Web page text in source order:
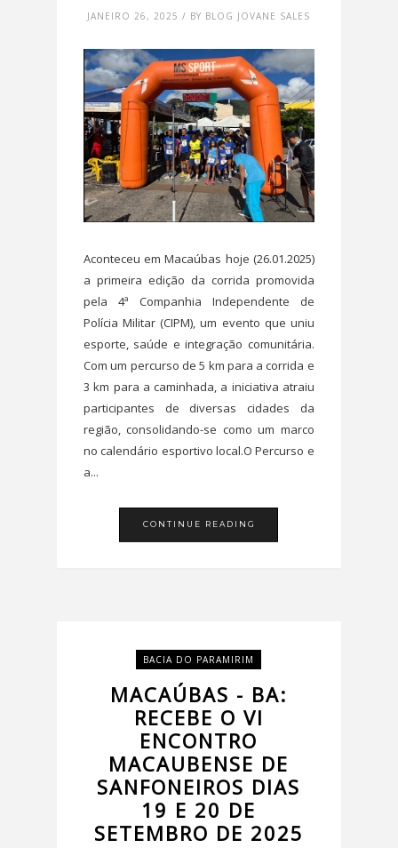
JANEIRO 26, 2025 / BY BLOG JOVANE SALES
Aconteceu em Macaúbas hoje (26.01.2025)
a primeira edição da corrida promovida
pela 4ª Companhia Independente de
Polícia Militar (CIPM), um evento que uniu
esporte, saúde e integração comunitária.
Com um percurso de 5 km para a corrida e
3 km para a caminhada, a iniciativa atraiu
participantes de diversas cidades da
região, consolidando-se como um marco
no calendário esportivo local.O Percurso e
a...
CONTINUE READING
BACIA DO PARAMIRIM
MACAÚBAS - BA:
RECEBE O VI
ENCONTRO
MACAUBENSE DE
SANFONEIROS DIAS
19 E 20 DE
SETEMBRO DE 2025